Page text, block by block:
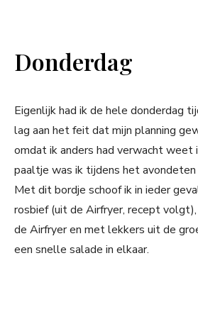
Donderdag
Eigenlijk had ik de hele donderdag
lag aan het feit dat mijn planning
omdat ik anders had verwacht weet
paaltje was ik tijdens het avondeten
Met dit bordje schoof ik in ieder
rosbief (uit de Airfryer, recept
de Airfryer en met lekkers uit de
een snelle salade in elkaar.